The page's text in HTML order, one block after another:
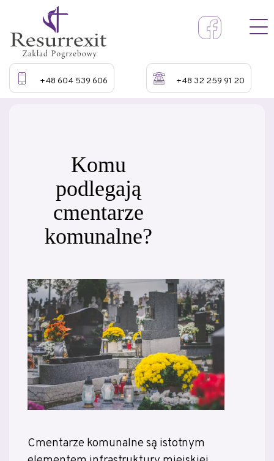
+48 604 539 606 +48 32 259 91 20
Komu
podlegają
cmentarze
komunalne?
Cmentarze komunalne są istotnym